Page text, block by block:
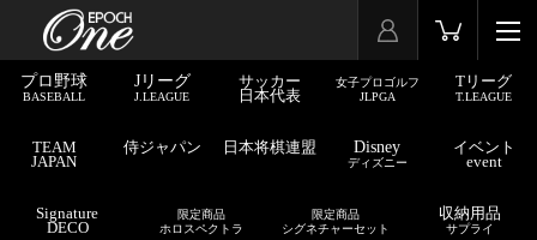
プロ野球
BASEBALL
Jリーグ
J.LEAGUE
サッカー
日本代表
女子プロゴルフ
JLPGA
Tリーグ
T.LEAGUE
TEAM
JAPAN
侍ジャパン 日本将棋連盟 Disney
ディズニー
イベント
event
Signature
DECO
限定商品
ホロスペクトラ
限定商品
シグネチャーセット
収納用品
サプライ